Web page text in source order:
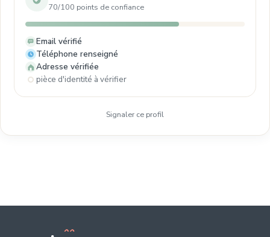
70/100 points de confiance
Email vérifié
Téléphone renseigné
Adresse vérifiée
pièce d'identité à vérifier
Signaler ce profil